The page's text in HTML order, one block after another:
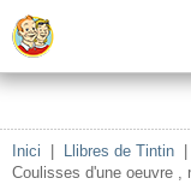
Inici Llibres de Tintin
Coulisses d'une oeuvre ,